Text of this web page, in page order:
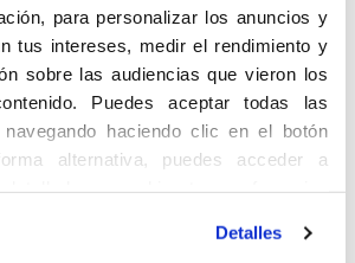
para personalizar los anuncios y
tus intereses, medir el rendimiento y
sobre las audiencias que vieron los
Puedes aceptar todas las
haciendo clic en el botón
alternativa, puedes acceder a
y cambiar tus preferencias
Para más información puedes
Detalles
Fecha de
nacimiento
01/01/1916
Fecha de
defunción
Lugar de
defunción